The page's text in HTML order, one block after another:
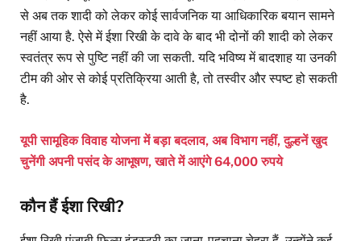
से अब तक शादी को लेकर कोई सार्वजनिक या आधिकारिक बयान सामने
नहीं आया है. ऐसे में ईशा रिखी के दावे के बाद भी दोनों की शादी को लेकर
स्वतंत्र रूप से पुष्टि नहीं की जा सकती. यदि भविष्य में बादशाह या उनकी
टीम की ओर से कोई प्रतिक्रिया आती है, तो तस्वीर और स्पष्ट हो सकती
है.
यूपी सामूहिक विवाह योजना में बड़ा बदलाव, अब विभाग नहीं, दुल्हनें खुद
चुनेंगी अपनी पसंद के आभूषण, खाते में आएंगे 64,000 रुपये
कौन हैं ईशा रिखी?